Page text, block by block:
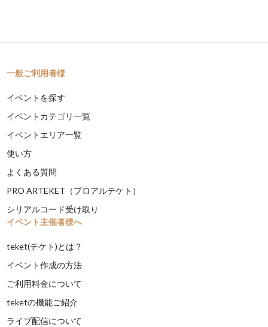
一般ご利用者様
イベントを探す
イベントカテゴリ一覧
イベントエリア一覧
使い方
よくある質問
PRO ARTEKET（プロアルテケト）
シリアルコード受け取り
イベント主催者様へ
teket(テケト)とは？
イベント作成の方法
ご利用料金について
teketの機能ご紹介
ライブ配信について